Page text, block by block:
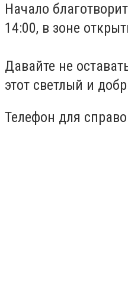
Начало
14:00, в зоне
Давайте не
этот светлый и
Телефон для